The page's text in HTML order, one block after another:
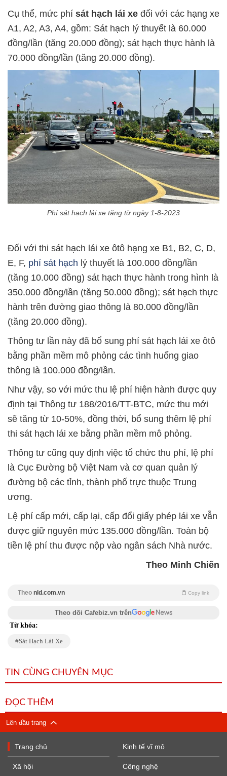
Cụ thể, mức phí sát hạch lái xe đối với các hạng xe
A1, A2, A3, A4, gồm: Sát hạch lý thuyết là 60.000
đồng/lần (tăng 20.000 đồng); sát hạch thực hành là
70.000 đồng/lần (tăng 20.000 đồng).
Phí sát hạch lái xe tăng từ ngày 1-8-2023
Đối với thi sát hạch lái xe ôtô hạng xe B1, B2, C, D,
E, F, phí sát hạch lý thuyết là 100.000 đồng/lần
(tăng 10.000 đồng) sát hạch thực hành trong hình là
350.000 đồng/lần (tăng 50.000 đồng); sát hạch thực
hành trên đường giao thông là 80.000 đồng/lần
(tăng 20.000 đồng).
Thông tư lần này đã bổ sung phí sát hạch lái xe ôtô
bằng phần mềm mô phỏng các tình huống giao
thông là 100.000 đồng/lần.
Như vậy, so với mức thu lệ phí hiện hành được quy
định tại Thông tư 188/2016/TT-BTC, mức thu mới
sẽ tăng từ 10-50%, đồng thời, bổ sung thêm lệ phí
thi sát hạch lái xe bằng phần mềm mô phỏng.
Thông tư cũng quy định việc tổ chức thu phí, lệ phí
là Cục Đường bộ Việt Nam và cơ quan quản lý
đường bộ các tỉnh, thành phố trực thuộc Trung
ương.
Lệ phí cấp mới, cấp lại, cấp đổi giấy phép lái xe vẫn
được giữ nguyên mức 135.000 đồng/lần. Toàn bộ
tiền lệ phí thu được nộp vào ngân sách Nhà nước.
Theo Minh Chiến
Theo nld.com.vn Copy link
Theo dõi Cafebiz.vn trên
Từ khóa:
Sát Hạch Lái Xe
TIN CÙNG CHUYÊN MỤC
ĐỌC THÊM
Lên đầu trang
Trang chủ
Xã hội
Kinh tế vĩ mô
Công nghệ